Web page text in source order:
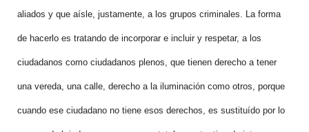
aliados y que aísle, justamente, a los grupos criminales. La forma
de hacerlo es tratando de incorporar e incluir y respetar, a los
ciudadanos como ciudadanos plenos, que tienen derecho a tener
una vereda, una calle, derecho a la iluminación como otros, porque
cuando ese ciudadano no tiene esos derechos, es sustituído por lo